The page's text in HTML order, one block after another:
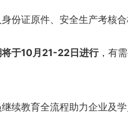
份证原件、安全生产考核合
于10月21-22日进行，有
续教育全流程助力企业及